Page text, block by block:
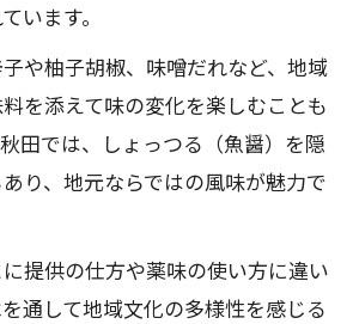
います。
や柚子胡椒、味噌だれなど、地域
を添えて味の変化を楽しむことも
田では、しょっつる（魚醤）を隠
り、地元ならではの風味が魅力で
提供の仕方や薬味の使い方に違い
通して地域文化の多様性を感じる